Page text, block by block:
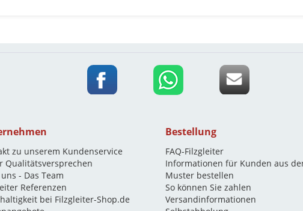
zu unserem Kundenservice
Qualitätsversprechen
- Das Team
Referenzen
bei Filzgleiter-Shop.de
Bestellung
FAQ-Filzgleiter
Informationen für Kunden aus
Muster bestellen
So können Sie zahlen
Versandinformationen